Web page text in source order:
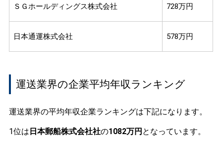
ＳＧホールディングス株式会社 728万円
日本通運株式会社 578万円
運送業界の企業平均年収ランキング
運送業界の平均年収企業ランキングは下記になります。
1位は 日本郵船株式会社社の1082万円 となっています。